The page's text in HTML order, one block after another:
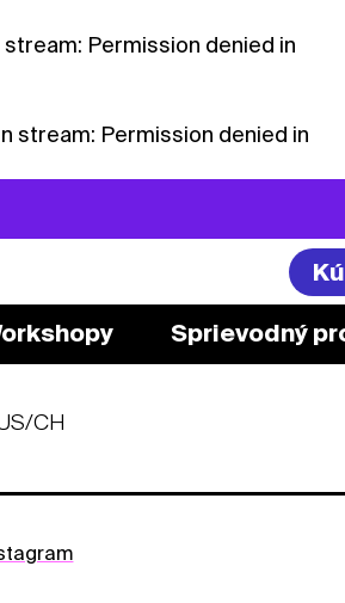
Permission denied in
stream: Permission denied in
Sprievodný
CH